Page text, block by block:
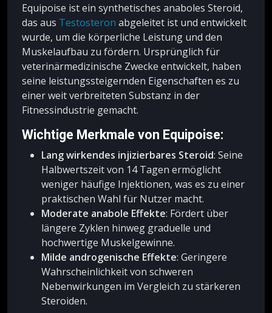
Equipoise ist ein synthetisches anaboles Steroid,
das aus Testosteron abgeleitet ist und entwickelt
wurde, um die körperliche Leistung und den
Muskelaufbau zu fördern. Ursprünglich für
veterinärmedizinische Zwecke entwickelt, haben
seine leistungssteigernden Eigenschaften es zu
einer weit verbreiteten Substanz in der
Fitnessindustrie gemacht.
Wichtige Merkmale von Equipoise:
Lang wirkendes injizierbares Steroid: Seine
Halbwertszeit von 14 Tagen ermöglicht
weniger häufige Injektionen, was es zu einer
praktischen Wahl für Nutzer macht.
Moderate anabole Effekte: Fördert über
längere Zyklen hinweg graduelle und
hochwertige Muskelgewinne.
Milde androgenische Effekte: Geringere
Wahrscheinlichkeit von schweren
Nebenwirkungen im Vergleich zu stärkeren
Steroiden.